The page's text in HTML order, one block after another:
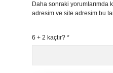
Daha sonraki yorumlarımda
adresim ve site adresim bu
6 + 2 kaçtır? *